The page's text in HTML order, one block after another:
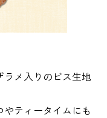
メ入りのビス生地
ティータイムにも